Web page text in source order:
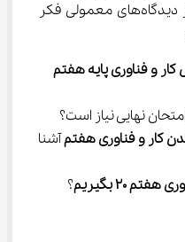
به آن‌ها اجازه می‌دهد تا فراتر از دیدگاه‌های معمولی فکر
و فناوری پایه هفتم
نهایی نیاز است؟
کار و فناوری هفتم آشنا
20 بگیریم
؟